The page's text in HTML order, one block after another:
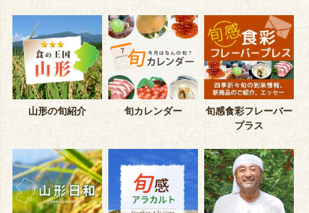
山形の旬紹介 旬カレンダー
旬感食彩フレーバー
プラス